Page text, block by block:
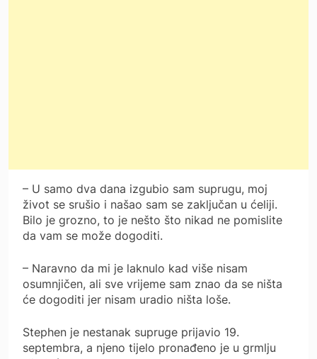
– U samo dva dana izgubio sam suprugu, moj
život se srušio i našao sam se zaključan u ćeliji.
Bilo je grozno, to je nešto što nikad ne pomislite
da vam se može dogoditi.
– Naravno da mi je laknulo kad više nisam
osumnjičen, ali sve vrijeme sam znao da se ništa
će dogoditi jer nisam uradio ništa loše.
Stephen je nestanak supruge prijavio 19.
septembra, a njeno tijelo pronađeno je u grmlju